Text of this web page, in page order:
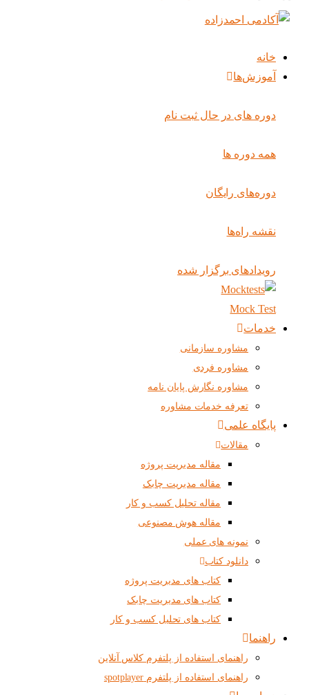
خانه
آموزش‌ها
دوره های در حال ثبت نام
همه دوره ها
دوره‌های رایگان
نقشه راه‌ها
رویدادهای برگزار شده
Mock Test
خدمات
مشاوره سازمانی
مشاوره فردی
مشاوره نگارش پایان نامه
تعرفه خدمات مشاوره
پایگاه علمی
مقالات
مقاله مدیریت پروژه
مقاله مدیریت چابک
مقاله تحلیل کسب و کار
مقاله هوش مصنوعی
نمونه های عملی
دانلود کتاب
کتاب های مدیریت پروژه
کتاب های مدیریت چابک
کتاب های تحلیل کسب و کار
راهنما
راهنمای استفاده از پلتفرم کلاس آنلاین
راهنمای استفاده از پلتفرم spotplayer